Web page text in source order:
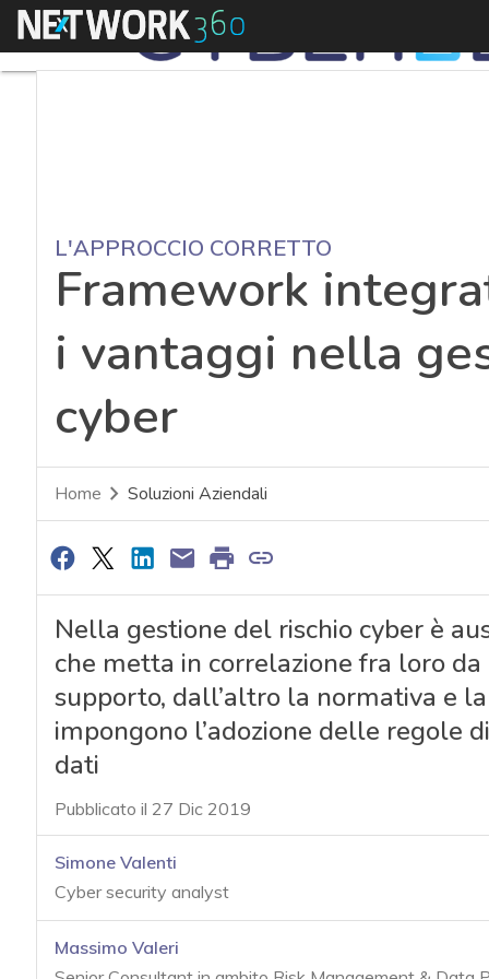
Menu
L'APPROCCIO CORRETTO
Framework
i vantaggi nella
cyber
Home Soluzioni Aziendali
Nella gestione del rischio cyber è
che metta in correlazione fra loro
supporto, dall’altro la normativa e
impongono l’adozione delle regole
dati
Pubblicato il 27 Dic 2019
Simone Valenti
Cyber security analyst
Massimo Valeri